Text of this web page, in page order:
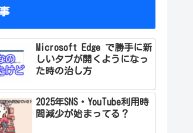
Microsoft Edge で勝手に新
しいタブが開くようになっ
た時の治し方
2025年SNS・YouTube利用時
間減少が始まってる？